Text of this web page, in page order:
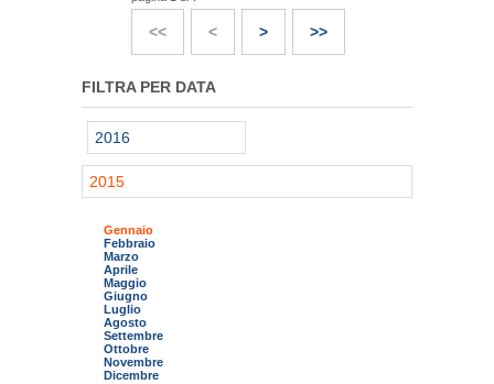
<< < > >>
FILTRA PER DATA
2016
2015
Gennaio
Febbraio
Marzo
Aprile
Maggio
Giugno
Luglio
Agosto
Settembre
Ottobre
Novembre
Dicembre